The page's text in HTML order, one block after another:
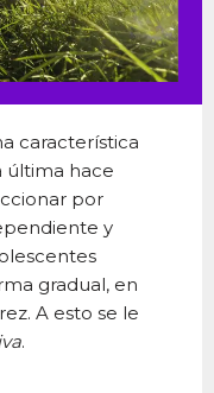
característica
última hace
por
y
gradual, en
A esto se le
.